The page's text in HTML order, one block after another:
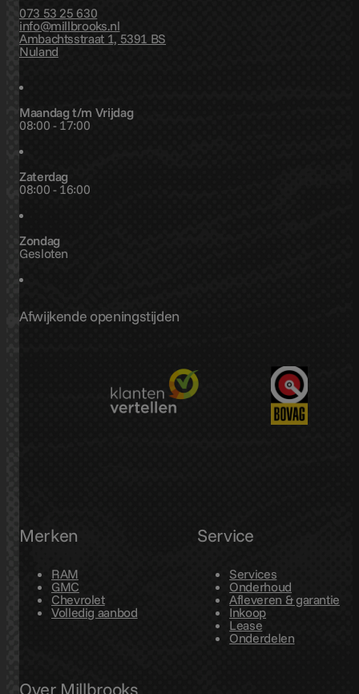
073 53 25 630
info@millbrooks.nl
Ambachtsstraat 1, 5391 BS
Nuland
Maandag t/m Vrijdag
08:00 - 17:00
Zaterdag
08:00 - 16:00
Zondag
Gesloten
Afwijkende openingstijden
Merken
RAM
GMC
Chevrolet
Volledig aanbod
Service
Services
Onderhoud
Afleveren & garantie
Inkoop
Lease
Onderdelen